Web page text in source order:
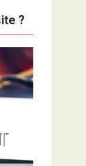
?